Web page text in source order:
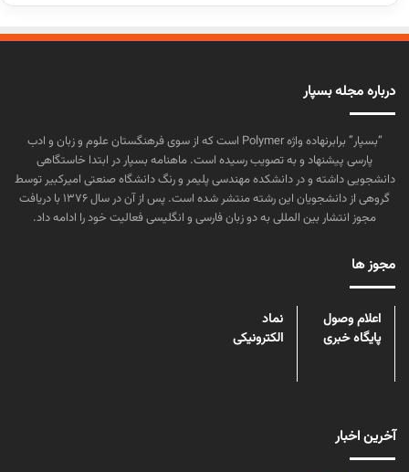
درباره مجله بسپار
“بسپار” برابرنهاده واژه Polymer است که از سوی فرهنگستان علوم و زبان و ادب
پارسی پیشنهاد و به تصویب رسیده است. ماهنامه بسپار در ابتدا خاستگاهی
دانشجویی داشته و در دانشکده مهندسی پلیمر و رنگ دانشگاه صنعتی امیرکبیر توسط
گروهی از دانشجویان این رشته منتشر شده است. پس از آن در سال ۱۳۷۶ با دریافت
مجوز انتشار بین المللی به دو زبان فارسی و انگلیسی فعالیت خود را ادامه داد.
مجوز ها
اعلام وصول
پایگاه خبری
نماد
الکترونیکی
آخرین اخبار